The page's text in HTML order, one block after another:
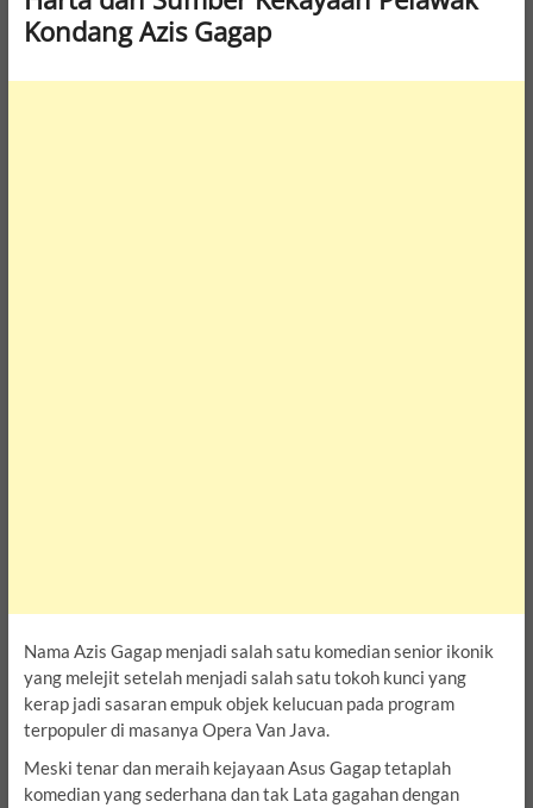
Kondang Azis Gagap
Nama Azis Gagap menjadi salah satu komedian senior ikonik
yang melejit setelah menjadi salah satu tokoh kunci yang
kerap jadi sasaran empuk objek kelucuan pada program
terpopuler di masanya Opera Van Java.
Meski tenar dan meraih kejayaan Asus Gagap tetaplah
komedian yang sederhana dan tak Lata gagahan dengan